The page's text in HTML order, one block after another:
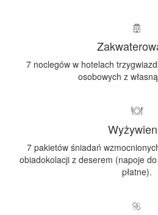
7 noclegów w hotelach
osobowych z
7 pakietów śniadań
obiadokolacji z deserem (napoje
płatne).